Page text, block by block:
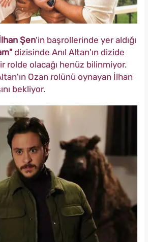
Şen'in başrollerinde yer aldığı
dizisinde Anıl Altan'ın dizide
rolde olacağı henüz bilinmiyor.
Ozan rolünü oynayan İlhan
bekliyor.